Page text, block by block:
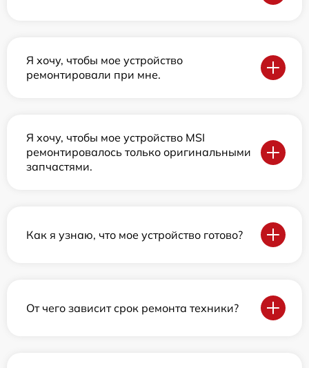
Я хочу, чтобы мое устройство
ремонтировали при мне.
Я хочу, чтобы мое устройство MSI
ремонтировалось только оригинальными
запчастями.
Как я узнаю, что мое устройство готово?
От чего зависит срок ремонта техники?